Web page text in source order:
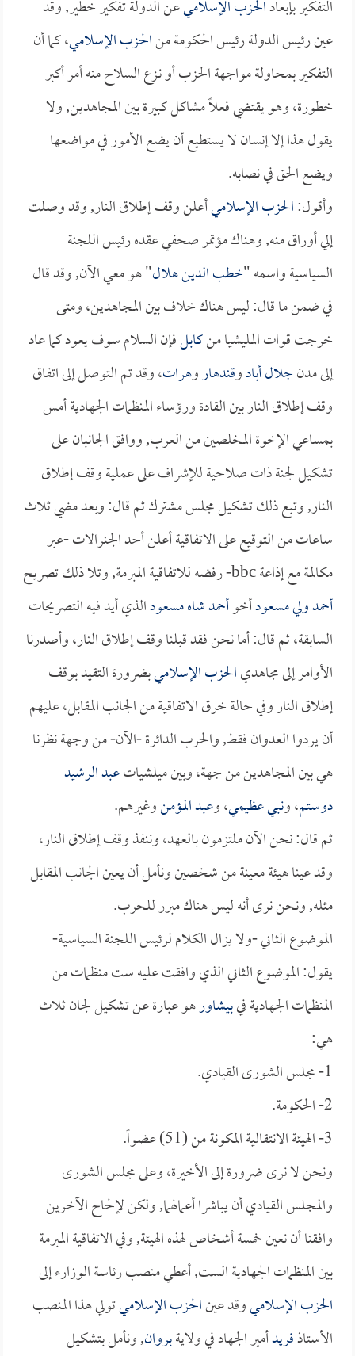
التفكير بإبعادالحزب الإسلاميعن الدولة تفكير خطير, وقد
عين رئيس الدولة رئيس الحكومة منالحزب الإسلامي، كما أن
التفكير بمحاولة مواجهة الحزب أو نـزع السلاح منه أمر أكبر
خطورة، وهو يقتضي فعلاً مشاكل كبيرة بين المجاهدين, ولا
يقول هذا إلا إنسان لا يستطيع أن يضع الأمور في مواضعها
ويضع الحق في نصابه.
وأقول:الحزب الإسلاميأعلن وقف إطلاق النار, وقد وصلت
إلي أوراق منه, وهناك مؤتمر صحفي عقده رئيس اللجنة
السياسية واسمه "خطب الدين هلال" هو معي الآن, وقد قال
في ضمن ما قال: ليس هناك خلاف بين المجاهدين، ومتى
خرجت قوات المليشيا منكابلفإن السلام سوف يعود كما عاد
إلى مدنجلال أبادوقندهاروهرات، وقد تم التوصل إلى اتفاق
وقف إطلاق النار بين القادة ورؤساء المنظمات الجهادية أمس
بمساعي الإخوة المخلصين من العرب, ووافق الجانبان على
تشكيل لجنة ذات صلاحية للإشراف على عملية وقف إطلاق
النار, وتبع ذلك تشكيل مجلس مشترك ثم قال: وبعد مضي ثلاث
ساعات من التوقيع على الاتفاقية أعلن أحد الجنرالات -عبر
مكالمة مع إذاعة bbc- رفضه للاتفاقية المبرمة, وتلا ذلك تصريح
أحمد ولي مسعودأخوأحمد شاه مسعودالذي أيد فيه التصريحات
السابقة، ثم قال: أما نحن فقد قبلنا وقف إطلاق النار، وأصدرنا
الأوامر إلى مجاهديالحزب الإسلاميبضرورة التقيد بوقف
إطلاق النار وفي حالة خرق الاتفاقية من الجانب المقابل، عليهم
أن يردوا العدوان فقط, والحرب الدائرة -الآن- من وجهة نظرنا
هي بين المجاهدين من جهة، وبين ميلشياتعبد الرشيد
دوستم، ونبي عظيمي، وعبد المؤمنوغيرهم.
ثم قال: نحن الآن ملتزمون بالعهد، وننفذ وقف إطلاق النار،
وقد عينا هيئة معينة من شخصين ونأمل أن يعين الجانب المقابل
مثله, ونحن نرى أنه ليس هناك مبرر للحرب.
الموضوع الثاني -ولا يزال الكلام لرئيس اللجنة السياسية-
يقول: الموضوع الثاني الذي وافقت عليه ست منظمات من
المنظمات الجهادية فيبيشاورهو عبارة عن تشكيل لجان ثلاث
هي:
1- مجلس الشورى القيادي.
2- الحكومة.
3- الهيئة الانتقالية المكونة من (51) عضواً.
ونحن لا نرى ضرورة إلى الأخيرة، وعلى مجلس الشورى
والمجلس القيادي أن يباشرا أعمالهما, ولكن لإلحاح الآخرين
وافقنا أن نعين خمسة أشخاص لهذه الهيئة, وفي الاتفاقية المبرمة
بين المنظمات الجهادية الست, أعطي منصب رئاسة الوزارء إلى
الحزب الإسلاميوقد عينالحزب الإسلاميتولي هذا المنصب
الأستاذفريدأمير الجهاد في ولايةبروان, ونأمل بتشكيل